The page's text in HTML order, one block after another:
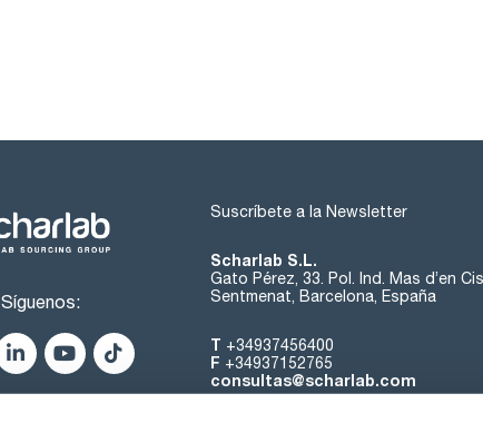
Síguenos:
Suscríbete a la Newsletter
Scharlab S.L.
Gato Pérez, 33. Pol. Ind. Mas d’en
Sentmenat, Barcelona, España
T +34937456400
F +34937152765
consultas@scharlab.com